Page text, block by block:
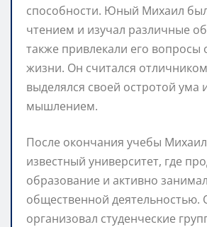
способности. Юный Михаил
чтением и изучал различные
также привлекали его
жизни. Он считался
выделялся своей остротой ума
мышлением.
После окончания учебы
известный университет, где
образование и активно
общественной деятельностью.
организовал студенческие